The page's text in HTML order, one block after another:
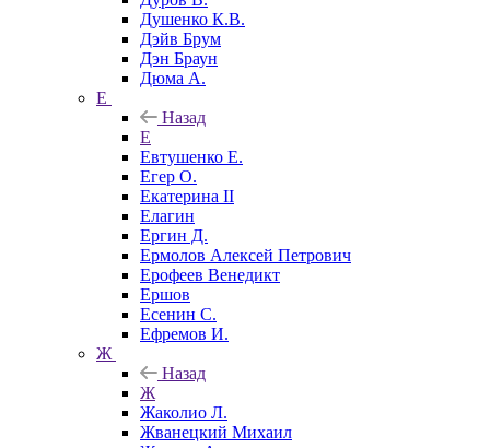
Душенко К.В.
Дэйв Брум
Дэн Браун
Дюма А.
Е
Назад
Е
Евтушенко Е.
Егер О.
Екатерина II
Елагин
Ергин Д.
Ермолов Алексей Петрович
Ерофеев Венедикт
Ершов
Есенин С.
Ефремов И.
Ж
Назад
Ж
Жаколио Л.
Жванецкий Михаил